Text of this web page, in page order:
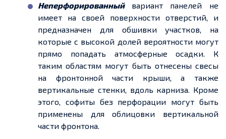
Неперфорированный вариант панелей не
имеет на своей поверхности отверстий, и
предназначен для обшивки участков, на
которые с высокой долей вероятности могут
прямо попадать атмосферные осадки. К
таким областям могут быть отнесены свесы
на фронтонной части крыши, а также
вертикальные стенки, вдоль карниза. Кроме
этого, софиты без перфорации могут быть
применены для облицовки вертикальной
части фронтона.